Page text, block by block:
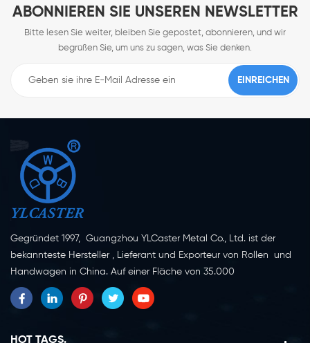
ABONNIEREN SIE UNSEREN NEWSLETTER
Bitte lesen Sie weiter, bleiben Sie gepostet, abonnieren, und wir
begrüßen Sie, um uns zu sagen, was Sie denken.
Gegründet 1997, Guangzhou YLCaster Metal Co., Ltd. ist der
bekannteste Hersteller , Lieferant und Exporteur von Rollen und
Handwagen in China. Auf einer Fläche von 35.000
Quadratmetern in der Stadt Yangjiang in der Provinz
Guangdong mit mehr als 20 Experten und etwa 150 Mitarbeitern,
Als professioneller Hersteller von Lenkrollen seit mehr als 20
HOT TAGS.